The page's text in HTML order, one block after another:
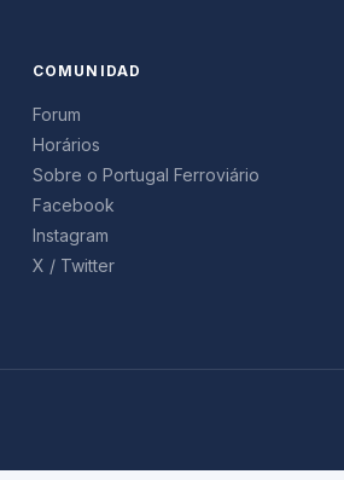
COMUNIDAD
Forum
Horários
Sobre o Portugal Ferroviário
Facebook
Instagram
X / Twitter